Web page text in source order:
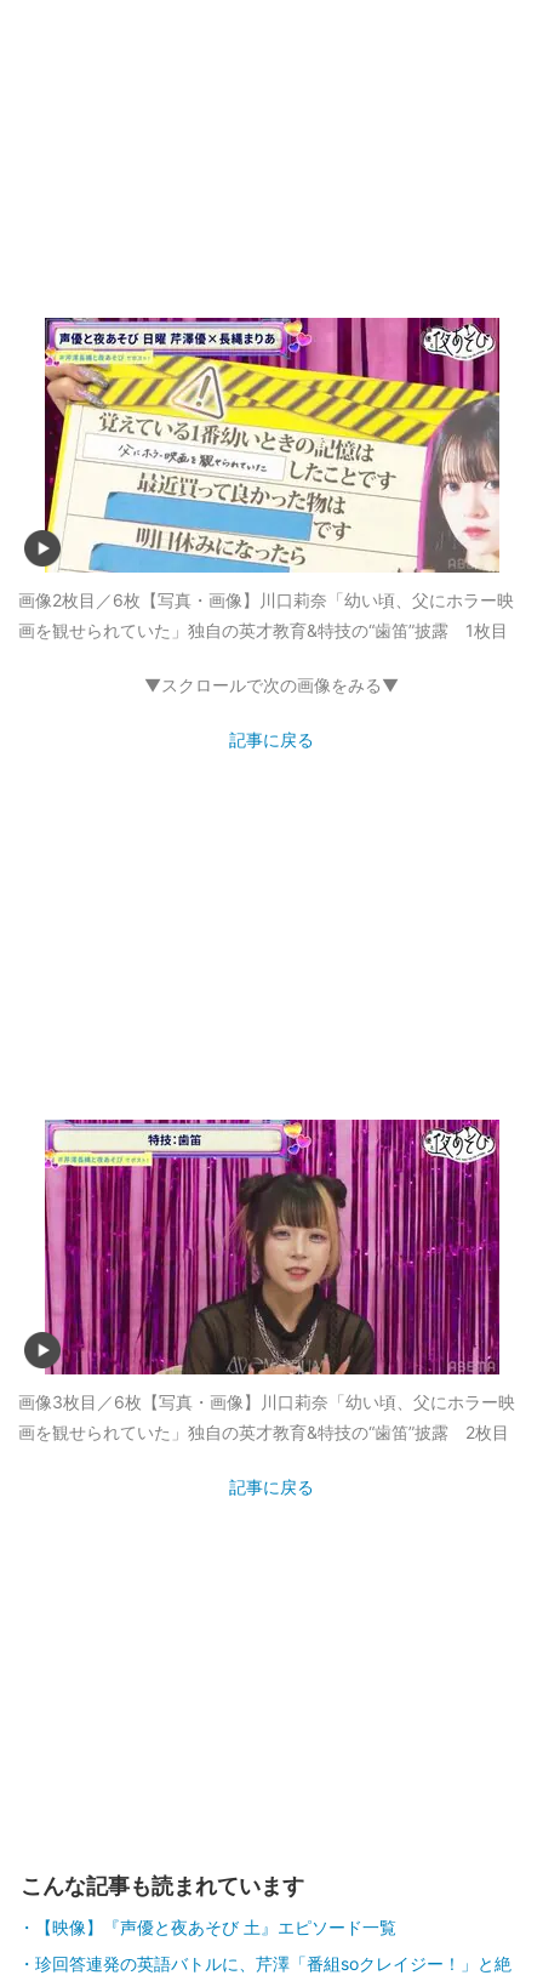
画像2枚目／6枚 【写真・画像】川口莉奈「幼い頃、父にホラー映
画を観せられていた」独自の英才教育&特技の“歯笛”披露 1枚目
▼スクロールで次の画像をみる▼
記事に戻る
画像3枚目／6枚 【写真・画像】川口莉奈「幼い頃、父にホラー映
画を観せられていた」独自の英才教育&特技の“歯笛”披露 2枚目
記事に戻る
こんな記事も読まれています
【映像】『声優と夜あそび 土』エピソード一覧
珍回答連発の英語バトルに、芹澤「番組soクレイジー！」と絶